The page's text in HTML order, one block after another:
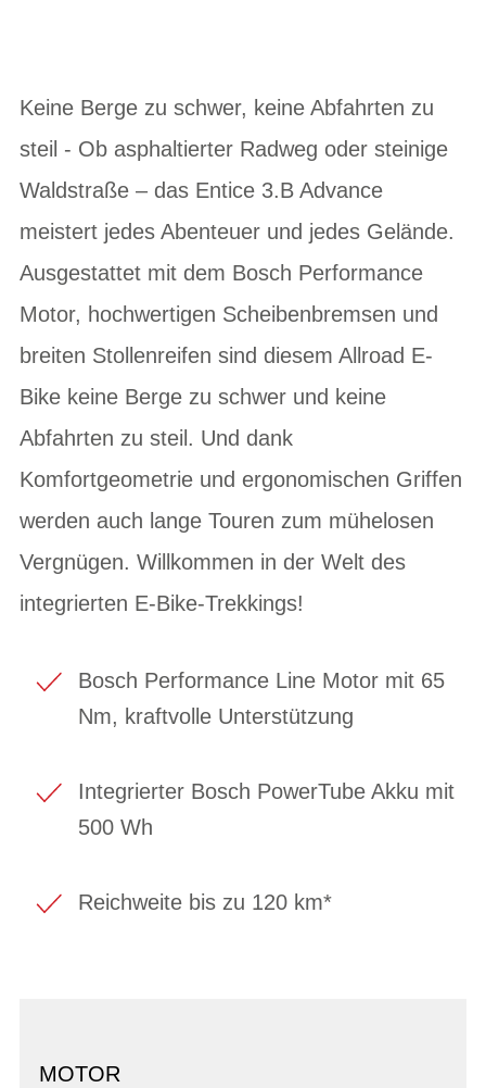
Keine Berge zu schwer, keine Abfahrten zu
steil - Ob asphaltierter Radweg oder steinige
Waldstraße – das Entice 3.B Advance
meistert jedes Abenteuer und jedes Gelände.
Ausgestattet mit dem Bosch Performance
Motor, hochwertigen Scheibenbremsen und
breiten Stollenreifen sind diesem Allroad E-
Bike keine Berge zu schwer und keine
Abfahrten zu steil. Und dank
Komfortgeometrie und ergonomischen Griffen
werden auch lange Touren zum mühelosen
Vergnügen. Willkommen in der Welt des
integrierten E-Bike-Trekkings!
Bosch Performance Line Motor mit 65
Nm, kraftvolle Unterstützung
Integrierter Bosch PowerTube Akku mit
500 Wh
Reichweite bis zu 120 km*
MOTOR